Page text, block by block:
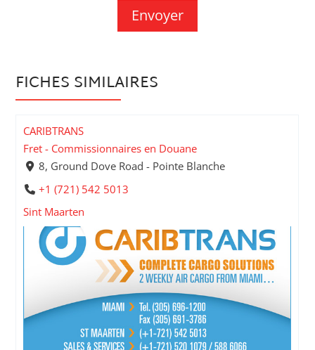
FICHES SIMILAIRES
CARIBTRANS
Fret - Commissionnaires en Douane
8, Ground Dove Road - Pointe Blanche
+1 (721) 542 5013
Sint Maarten